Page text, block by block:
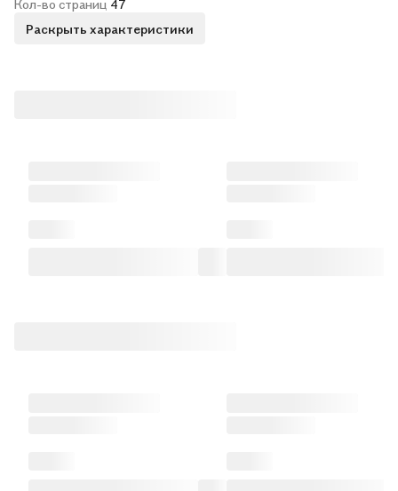
Кол-во страниц 47
Раскрыть характеристики